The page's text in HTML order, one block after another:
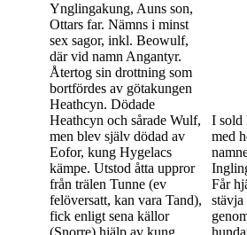
Ynglingakung, Auns son,
Ottars far. Nämns i minst
sex sagor, inkl. Beowulf,
där vid namn Angantyr.
Återtog sin drottning som
bortfördes av götakungen
Heathcyn. Dödade
Heathcyn och sårade Wulf,
men blev själv dödad av
Eofor, kung Hygelacs
kämpe. Utstod åtta uppror
från trälen Tunne (ev
felöversatt, kan vara Tand),
fick enligt sena källor
I sold
med
Får